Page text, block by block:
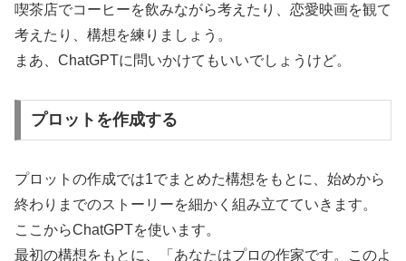
喫茶店でコーヒーを飲みながら考えたり、恋愛映画を観て
考えたり、構想を練りましょう。
まあ、ChatGPTに問いかけてもいいでしょうけど。
プロットを作成する
プロットの作成では1でまとめた構想をもとに、始めから
終わりまでのストーリーを細かく組み立てていきます。
ここからChatGPTを使います。
最初の構想をもとに、「あなたはプロの作家です。このよ